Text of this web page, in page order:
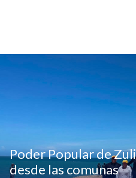
Poder Popular de
desde las comunas